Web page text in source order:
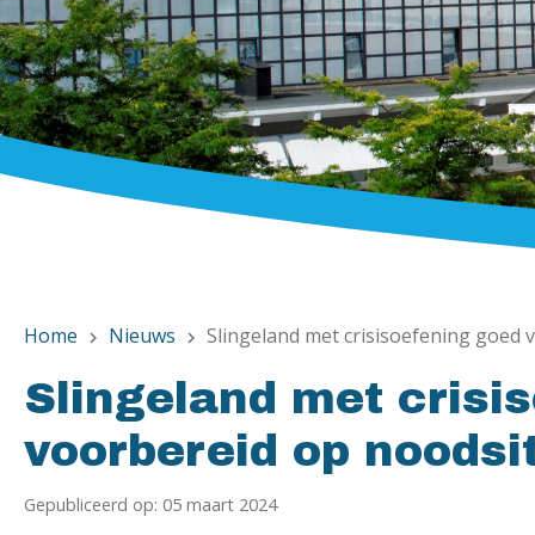
Home chevron_right Nieuws chevron_right Slingeland met crisisoefening goed
Slingeland met
voorbereid op
Gepubliceerd op: 05 maart 2024